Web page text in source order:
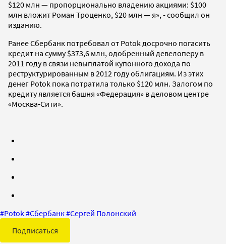
$120 млн — пропорционально владению акциями: $100
млн вложит Роман Троценко, $20 млн — я», - сообщил он
изданию.
Ранее Сбербанк потребовал от Potok досрочно погасить
кредит на сумму $373,6 млн, одобренный девелоперу в
2011 году в связи невыплатой купонного дохода по
реструктурированным в 2012 году облигациям. Из этих
денег Potok пока потратила только $120 млн. Залогом по
кредиту является башня «Федерация» в деловом центре
«Москва-Сити».
#Potok#Сбербанк#Сергей Полонский
Подписаться